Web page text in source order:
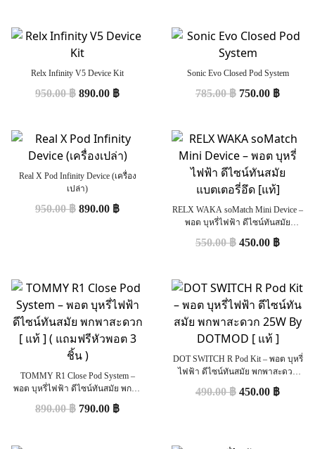
Relx Infinity V5 Device Kit
950.00฿ 890.00 ฿
Sonic Evo Closed Pod System
785.00฿ 750.00 ฿
Real X Pod Infinity Device (เครื่อง
เปล่า)
950.00฿ 890.00 ฿
RELX WAKA soMatch Mini Device –
พอต บุหรี่ไฟฟ้า ดีไซน์ทันสมัย
550.00฿ 450.00 ฿
TOMMY R1 Close Pod System –
พอต บุหรี่ไฟฟ้า ดีไซน์ทันสมัย พกพา
890.00฿ 790.00 ฿
DOT SWITCH R Pod Kit – พอต บุหรี่
ไฟฟ้า ดีไซน์ทันสมัย พกพาสะดวก
490.00฿ 450.00 ฿